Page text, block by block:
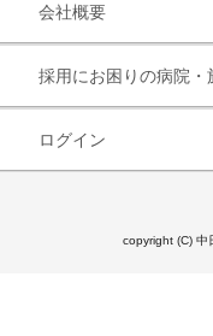
会社概要
採用にお困りの病院・
ログイン
copyright (C) 中